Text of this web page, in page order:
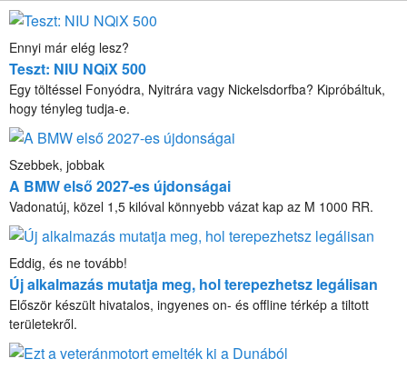
Ennyi már elég lesz?
Teszt: NIU NQiX 500
Egy töltéssel Fonyódra, Nyitrára vagy Nickelsdorfba? Kipróbáltuk,
hogy tényleg tudja-e.
Szebbek, jobbak
A BMW első 2027-es újdonságai
Vadonatúj, közel 1,5 kilóval könnyebb vázat kap az M 1000 RR.
Eddig, és ne tovább!
Új alkalmazás mutatja meg, hol terepezhetsz legálisan
Először készült hivatalos, ingyenes on- és offline térkép a tiltott
területekről.